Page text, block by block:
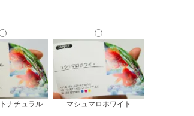
ナチュラル マシュマロホワイト